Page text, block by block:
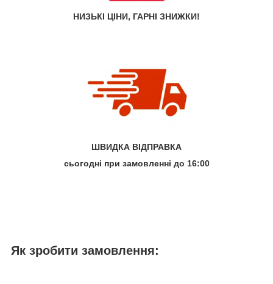
НИЗЬКІ ЦІНИ, ГАРНІ ЗНИЖКИ!
ШВИДКА ВІДПРАВКА
сьогодні при замовленні до 16:00
Як зробити замовлення: